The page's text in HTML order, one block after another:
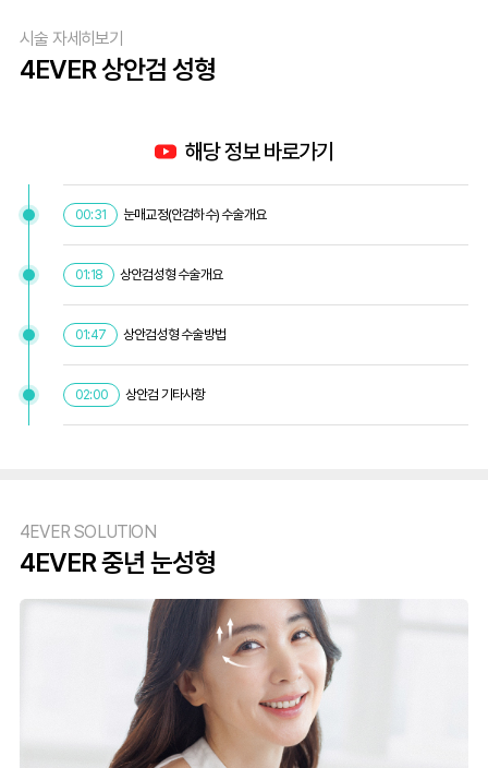
시술 자세히보기
4EVER 상안검 성형
해당 정보 바로가기
00:31 눈매교정(안검하수) 수술개요
01:18 상안검성형 수술개요
01:47 상안검성형 수술방법
02:00 상안검 기타사항
4EVER SOLUTION
4EVER 중년 눈성형